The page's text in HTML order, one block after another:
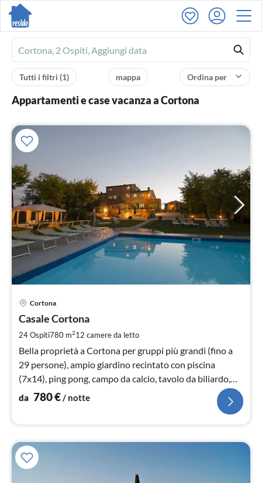
Ferienhausmiete
logo
Ordina per
mappa
Tutti i filtri (1)
Appartamenti e case vacanza a Cortona
Cortona
Casale Cortona
24 Ospiti780 m212 camere da letto
Bella proprietà a Cortona per gruppi più grandi (fino a
29 persone), ampio giardino recintato con piscina
(7x14), ping pong, campo da calcio, tavolo da biliardo,
WIFI
da 780€/ notte